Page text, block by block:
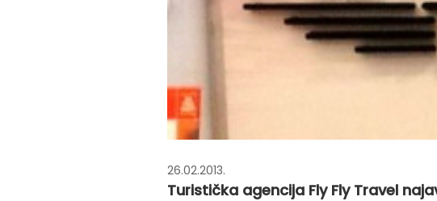
26.02.2013.
Turistička agencija Fly Fly Travel